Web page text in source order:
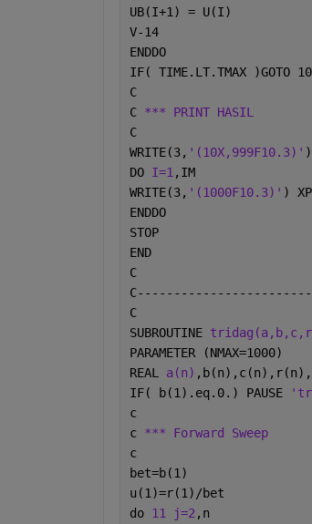
UB(I+1) = U(I)
V-14
ENDDO
IF( TIME.LT.TMAX )GOTO
C
C *** PRINT HASIL
C
WRITE(3, '(10X,999F10.3)'
DO I=1 ,IM
WRITE(3, '(1000F10.3)' )
ENDDO
STOP
END
C
C--------------------------<
C
SUBROUTINE
PARAMETER (NMAX=1000)
REAL a(n)
IF( b(1).eq.0.) PAUSE
c
c *** Forward Sweep
c
bet=b(1)
u(1)=r(1)/bet
do 11 j=2 ,n